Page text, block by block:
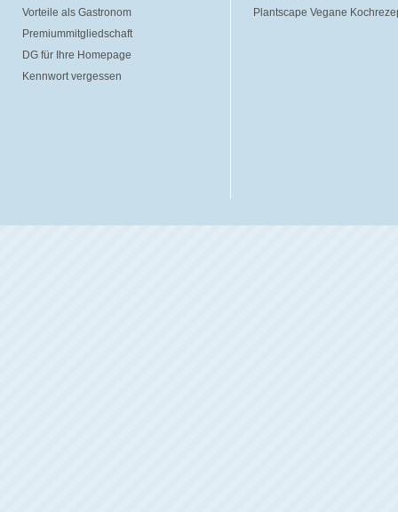
Vorteile als Gastronom
Premiummitgliedschaft
DG für Ihre Homepage
Kennwort vergessen
Plantscape Vegane